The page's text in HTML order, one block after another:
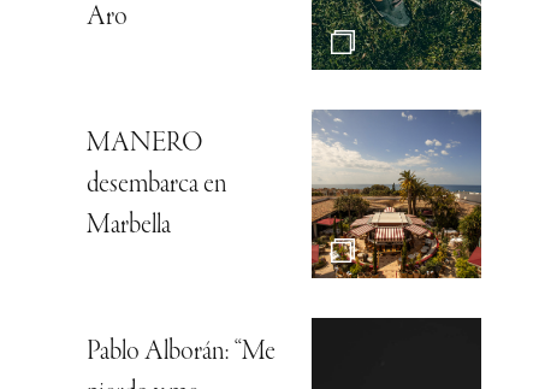
Aro
MANERO
desembarca en
Marbella
Pablo Alborán: “Me